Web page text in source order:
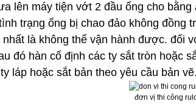
lên máy tiện vớt 2 đầu ống cho bằng
trạng ống bị chao đảo không đồng
nhất là không thể vận hành được. đối
đó hàn cố định các ty sắt tròn hoặc
láp hoặc sắt bản theo yêu cầu bản vẽ.
đơn vị thi công